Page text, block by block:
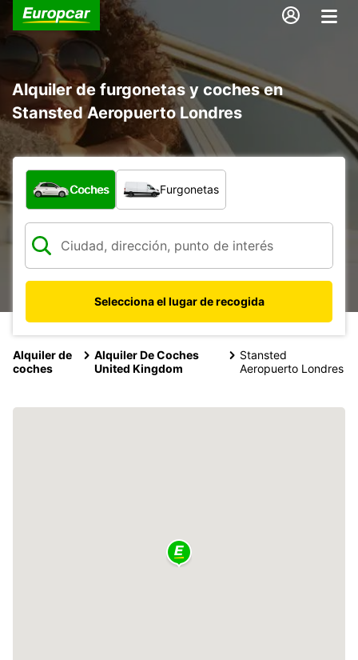
Alquiler de furgonetas y coches en
Stansted Aeropuerto Londres
¿Qué tipo de vehículo?
Coches Furgonetas
Selecciona el lugar de recogida
Alquiler de
coches
Alquiler De Coches
United Kingdom
Stansted
Aeropuerto Londres